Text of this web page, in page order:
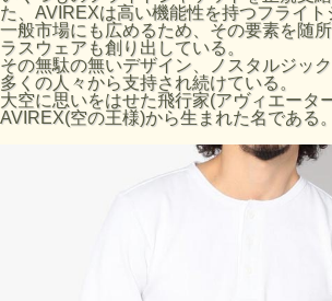
サイズの目安
サイズ
着丈 (cm) 肩幅 (cm) 身
S
65 40
M
67 42 43
44
■お使いのパソコンのモニターによって
が異なって 見える場合があります。誠に
んが、ご理解下さいます様お願いいたし
■サイズ表は、製品の生地や織りなどの
誤差はございます。予めご了承ください
た、AVIREXは高い機能性を持つフライ
一般市場にも広めるため、その要素を随
ラスウェアも創り出している。
その無駄の無いデザイン、ノスタルジッ
多くの人々から支持され続けている。
大空に思いをはせた飛行家(アヴィエータ
AVIREX(空の王様)から生まれた名である。